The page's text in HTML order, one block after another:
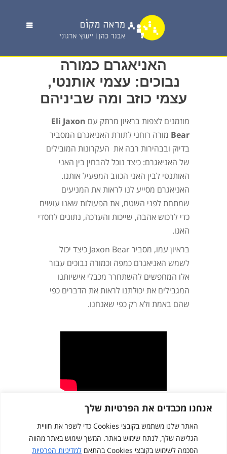
אנחנו מכבדים את הפרטיות שלך
האתר שלנו משתמש בקובצי Cookies כדי לשפר את חוויית
הגלישה שלך, לנתח שימוש באתר. המשך שימוש באתר מהווה
הסכמה לשימוש בקובצי Cookies בהתאם
למדיניות הפרטיות
האניאגרם כמורה
נבוכים: עצמי אותנטי,
עצמי כוזב ומה שביניהם
מוזמנים לצפות בראיון מרתק עם Eli Jaxon
Bear מורה רוחני לתורת האניאגרם המסביר
בדיוק ובבהירות רבה את העקרונות המובילים
של האניאגרם: כיצד נוכל להבחין בין האני
האותנטי לבין האני הכוזב המפעיל אותנו.
האניאגרם מסייע לנו לראות את המניעים
שמתחת לפני השטח, את הפעולות שאנו עושים
כדי לרכוש אהבה, שייכות והערכה, נתונים לחסדי
האגו.
בראיון עמו, מסביר Jaxon Bear כיצד יכול
לשמש האניאגרם כמפה וכמורה נבוכים עבור
אלו המחפשים להשתחרר מכבלי אישיותנו
המגבילים את יכולתנו לראות את הדברים כפי
שהם באמת ולא רק כפי שאנחנו.